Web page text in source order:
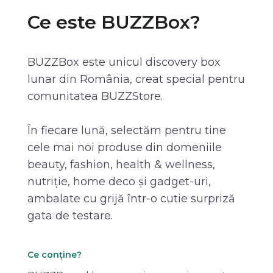
Ce este BUZZBox?
BUZZBox este unicul discovery box
lunar din România, creat special pentru
comunitatea BUZZStore.
În fiecare lună, selectăm pentru tine
cele mai noi produse din domeniile
beauty, fashion, health & wellness,
nutriție, home deco și gadget-uri,
ambalate cu grijă într-o cutie surpriză
gata de testare.
Ce conține?